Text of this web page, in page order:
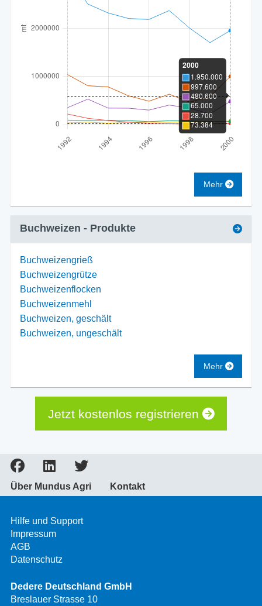
Mehr
Buchweizen - Produkte
Buchweizengrieß
Buchweizengrütze
Buchweizenflocken
Buchweizenmehl
Buchweizen, geschält
Buchweizen, ungeschält
Mehr
Jetzt kostenlos registrieren
Über Mundus Agri Kontakt
Hilfe und Support
Impressum
AGB
Datenschutz
Dedere Deutschland GmbH
Breslauer Strasse 10